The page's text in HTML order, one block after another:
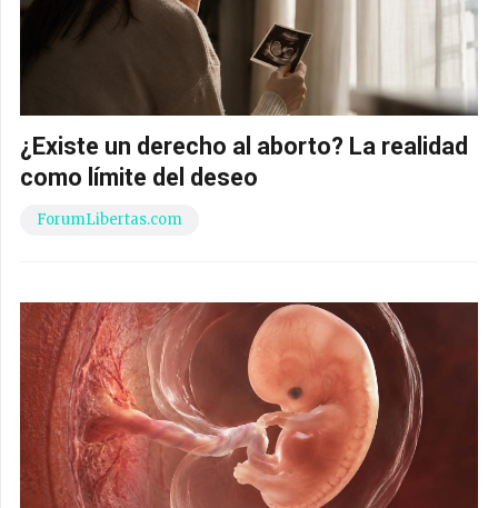
¿Existe un derecho al aborto? La realidad
como límite del deseo
ForumLibertas.com